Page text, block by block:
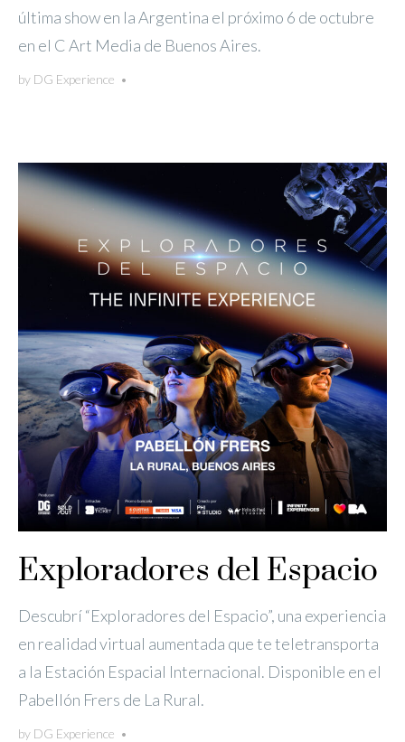
última show en la Argentina el próximo 6 de octubre
en el C Art Media de Buenos Aires.
by DG Experience •
Exploradores del Espacio
Descubrí “Exploradores del Espacio”, una experiencia
en realidad virtual aumentada que te teletransporta
a la Estación Espacial Internacional. Disponible en el
Pabellón Frers de La Rural.
by DG Experience •